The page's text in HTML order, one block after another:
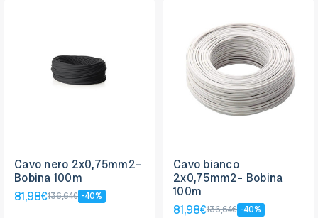
Cavo nero 2x0,75mm2–
Bobina 100m
81,98€136,64€ -40%
Cavo bianco
2x0,75mm2– Bobina
100m
81,98€136,64€ -40%